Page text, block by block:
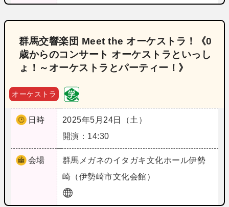
群馬交響楽団 Meet the オーケストラ！《0
歳からのコンサート オーケストラといっし
ょ！～オーケストラとパーティー！》
オーケストラ
日時
2025年5月24日（土）
開演：14:30
会場 群馬メガネのイタガキ文化ホール伊勢
崎（伊勢崎市文化会館）